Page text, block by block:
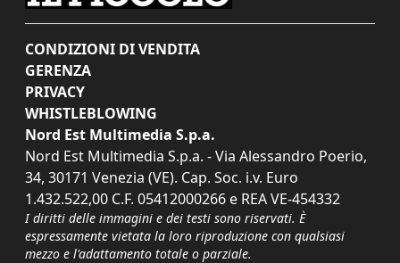
CONDIZIONI DI VENDITA
GERENZA
PRIVACY
WHISTLEBLOWING
Nord Est Multimedia S.p.a.
Nord Est Multimedia S.p.a. - Via Alessandro Poerio,
34, 30171 Venezia (VE). Cap. Soc. i.v. Euro
1.432.522,00 C.F. 05412000266 e REA VE-454332
I diritti delle immagini e dei testi sono riservati. È
espressamente vietata la loro riproduzione con qualsiasi
mezzo e l'adattamento totale o parziale.